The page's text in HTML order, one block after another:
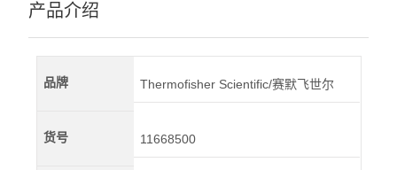
产品介绍
品牌 Thermofisher Scientific/赛默飞世尔
货号 11668500